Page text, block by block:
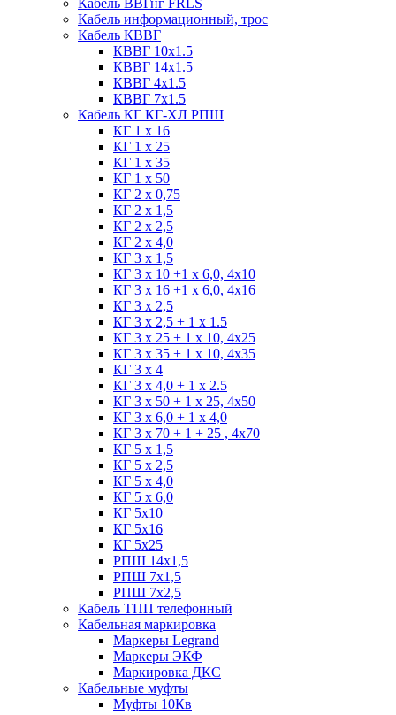
Кабель ВВГнг FRLS
Кабель информационный, трос
Кабель КВВГ
КВВГ 10х1.5
КВВГ 14х1.5
КВВГ 4х1.5
КВВГ 7х1.5
Кабель КГ КГ-ХЛ РПШ
КГ 1 х 16
КГ 1 х 25
КГ 1 х 35
КГ 1 х 50
КГ 2 х 0,75
КГ 2 х 1,5
КГ 2 х 2,5
КГ 2 х 4,0
КГ 3 х 1,5
КГ 3 х 10 +1 x 6,0, 4х10
КГ 3 х 16 +1 x 6,0, 4х16
КГ 3 х 2,5
КГ 3 х 2,5 + 1 x 1.5
КГ 3 х 25 + 1 х 10, 4х25
КГ 3 х 35 + 1 x 10, 4х35
КГ 3 х 4
КГ 3 х 4,0 + 1 x 2.5
КГ 3 х 50 + 1 x 25, 4х50
КГ 3 х 6,0 + 1 x 4,0
КГ 3 х 70 + 1 + 25 , 4х70
КГ 5 х 1,5
КГ 5 х 2,5
КГ 5 х 4,0
КГ 5 х 6,0
КГ 5х10
КГ 5х16
КГ 5х25
РПШ 14х1,5
РПШ 7х1,5
РПШ 7х2,5
Кабель ТПП телефонный
Кабельная маркировка
Маркеры Legrand
Маркеры ЭКФ
Маркировка ДКС
Кабельные муфты
Муфты 10Кв